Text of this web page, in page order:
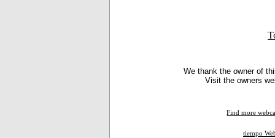
We thank the owner of
Visit the owners
Find more
tiempo